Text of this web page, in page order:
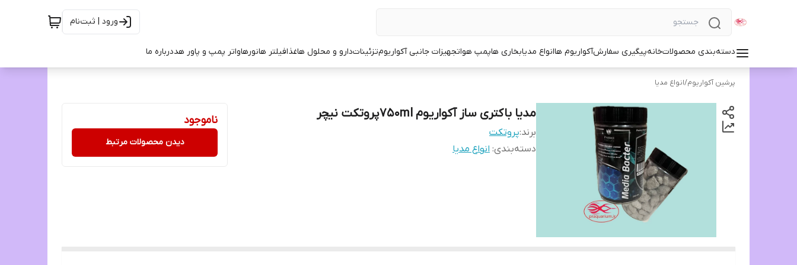
ورود | ثبت‌نام
دسته‌بندی محصولاتخانهپیگیری سفارشآکواریوم هاانواع مدیابخاری هاپمپ هواتجهیزات جانبی آکواریومتزئیناتدارو و محلول هاغذافیلتر هانورهاواتر پمپ و پاور هددرباره ما
پرشین آکواریوم/انواع مدیا
مدیا باکتری ساز آکواریوم 750mlپروتکت نیچر
برند:پروتکت
دسته‌بندی: انواع مدیا
ناموجود
دیدن محصولات مرتبط